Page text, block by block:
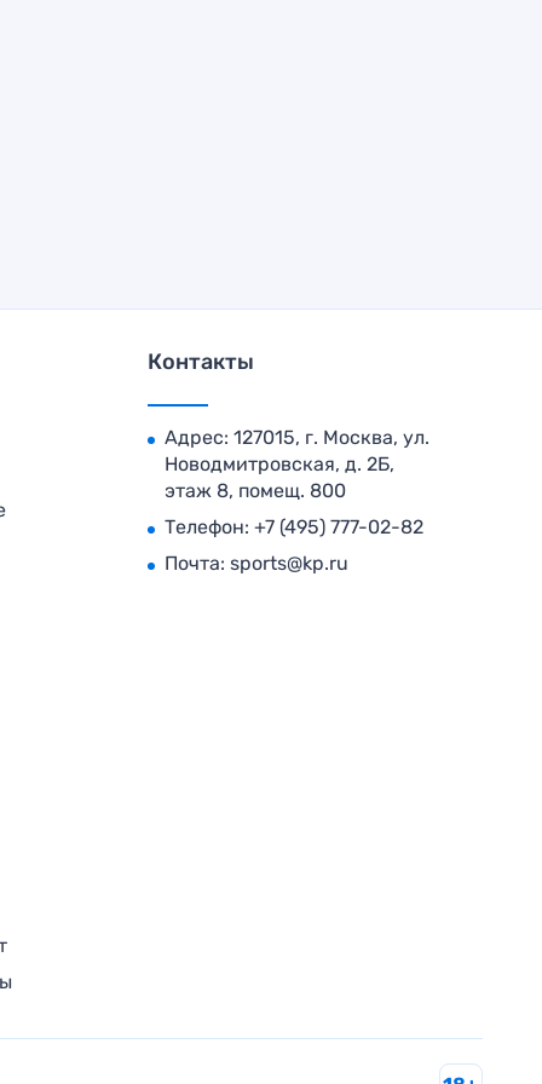
Контакты
Адрес: 127015, г. Москва, ул.
Новодмитровская, д. 2Б,
этаж 8, помещ. 800
Телефон: +7 (495) 777-02-82
Почта: sports@kp.ru